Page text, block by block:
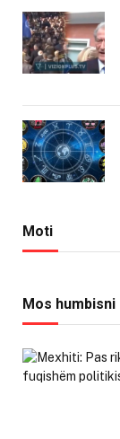
Moti
Mos humbisni